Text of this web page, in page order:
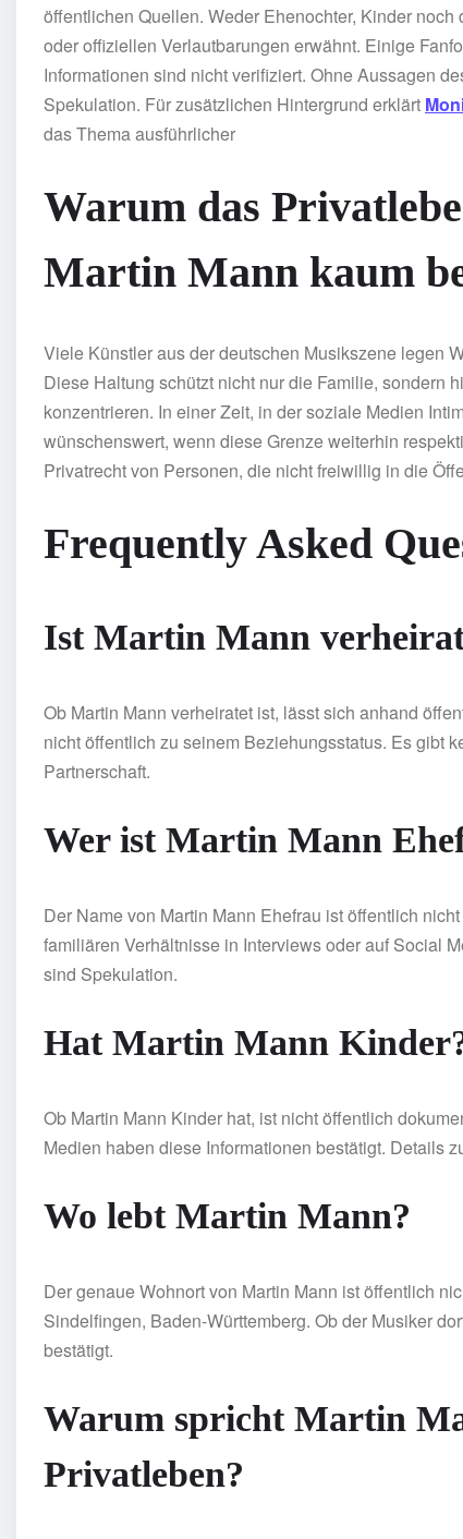
öffentlichen Quellen. Weder Ehenochter, Kinder
oder offiziellen Verlautbarungen erwähnt. Einige
Informationen sind nicht verifiziert. Ohne Aussagen
Spekulation. Für zusätzlichen Hintergrund erklärt
das Thema ausführlicher
Warum das
Martin Mann kaum
Viele Künstler aus der deutschen Musikszene legen
Diese Haltung schützt nicht nur die Familie, sondern
konzentrieren. In einer Zeit, in der soziale Medien
wünschenswert, wenn diese Grenze weiterhin
Privatrecht von Personen, die nicht freiwillig in die
Frequently Asked
Ist Martin Mann
Ob Martin Mann verheiratet ist, lässt sich anhand
nicht öffentlich zu seinem Beziehungsstatus. Es gibt
Partnerschaft.
Wer ist Martin Mann
Der Name von Martin Mann Ehefrau ist öffentlich
familiären Verhältnisse in Interviews oder auf Social
sind Spekulation.
Hat Martin Mann
Ob Martin Mann Kinder hat, ist nicht öffentlich
Medien haben diese Informationen bestätigt. Details
Wo lebt Martin Mann?
Der genaue Wohnort von Martin Mann ist öffentlich
Sindelfingen, Baden-Württemberg. Ob der Musiker
bestätigt.
Warum spricht Martin
Privatleben?